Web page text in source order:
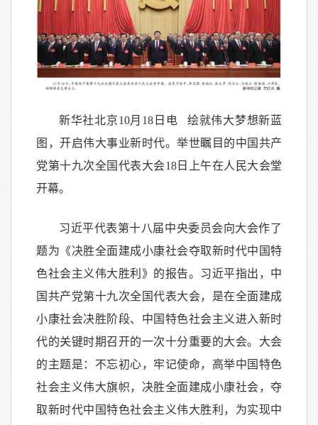
新华社北京10月18日电 绘就伟大梦想新蓝
图，开启伟大事业新时代。举世瞩目的中国共产
党第十九次全国代表大会18日上午在人民大会堂
开幕。
习近平代表第十八届中央委员会向大会作了
题为《决胜全面建成小康社会夺取新时代中国特
色社会主义伟大胜利》的报告。习近平指出，中
国共产党第十九次全国代表大会，是在全面建成
小康社会决胜阶段、中国特色社会主义进入新时
代的关键时期召开的一次十分重要的大会。大会
的主题是：不忘初心，牢记使命，高举中国特色
社会主义伟大旗帜，决胜全面建成小康社会，夺
取新时代中国特色社会主义伟大胜利，为实现中